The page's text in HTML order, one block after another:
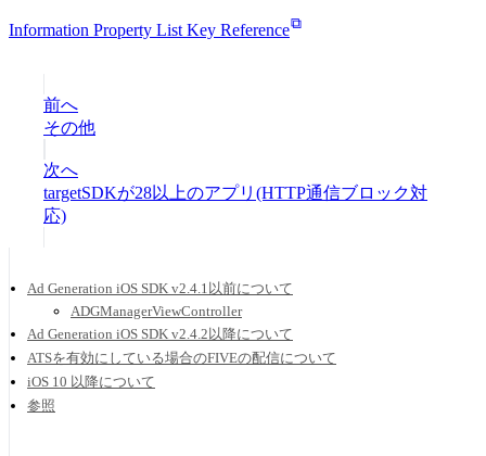
Information Property List Key Reference
前へ
その他
次へ
targetSDKが28以上のアプリ(HTTP通信ブロック対
応)
Ad Generation iOS SDK v2.4.1以前について
ADGManagerViewController
Ad Generation iOS SDK v2.4.2以降について
ATSを有効にしている場合のFIVEの配信について
iOS 10 以降について
参照